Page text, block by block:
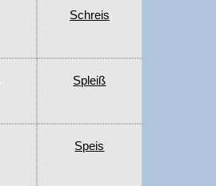
Schreis
Spleiß
Speis